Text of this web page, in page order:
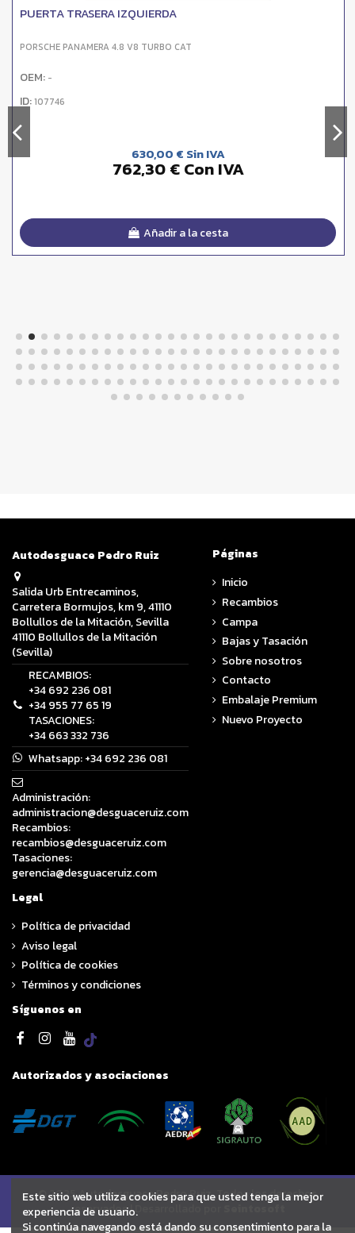
PUERTA TRASERA IZQUIERDA
PORSCHE PANAMERA 4.8 V8 TURBO CAT
OEM: -
ID:107746
630,00 € Sin IVA
762,30 € Con IVA
Añadir a la cesta
Autodesguace Pedro Ruiz
Salida Urb Entrecaminos,
Carretera Bormujos, km 9, 41110
Bollullos de la Mitación, Sevilla
41110 Bollullos de la Mitación
(Sevilla)
RECAMBIOS:
+34 692 236 081
+34 955 77 65 19
TASACIONES:
+34 663 332 736
Whatsapp:+34 692 236 081
Administración:
administracion@desguaceruiz.com
Recambios:
recambios@desguaceruiz.com
Tasaciones:
gerencia@desguaceruiz.com
Páginas
Inicio
Recambios
Campa
Bajas y Tasación
Sobre nosotros
Contacto
Embalaje Premium
Nuevo Proyecto
Legal
Política de privacidad
Aviso legal
Política de cookies
Términos y condiciones
Síguenos en
Autorizados y asociaciones
© 2025 Autodesguace Pedro Ruiz. Todos los derechos
reservados | Desarrollado por
Este sitio web utiliza cookies para que usted tenga la mejor
experiencia de usuario.
Si continúa navegando está dando su consentimiento para la